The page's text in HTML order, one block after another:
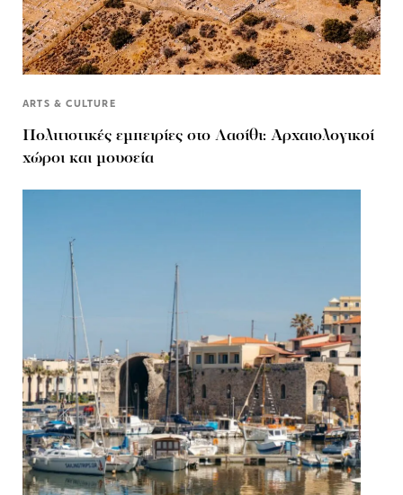
ARTS & CULTURE
Πολιτιστικές εμπειρίες στο Λασίθι: Αρχαιολογικοί
χώροι και μουσεία